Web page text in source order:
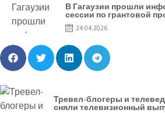
В Гагаузии прошли
сессии по грантовой
24.04.2026
Тревел-блогеры и
сняли телевизионный